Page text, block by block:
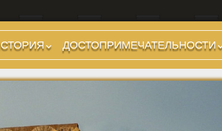
период
(509-265 гг до н.э.)
ДОСТОПРИМЕЧАТЕЛЬНОСТИ
Холмы и остров.
Районы
Стадионы, Термы